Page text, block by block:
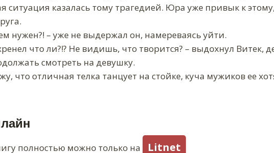
ситуация казалась тому трагедией. Юра уже привык к
нужен?! – уже не выдержал он, намереваясь уйти.
что ли?!? Не видишь, что творится? – выдохнул Витек,
смотреть на девушку.
что отличная телка танцует на стойке, куча мужиков ее
полностью можно только на Litnet